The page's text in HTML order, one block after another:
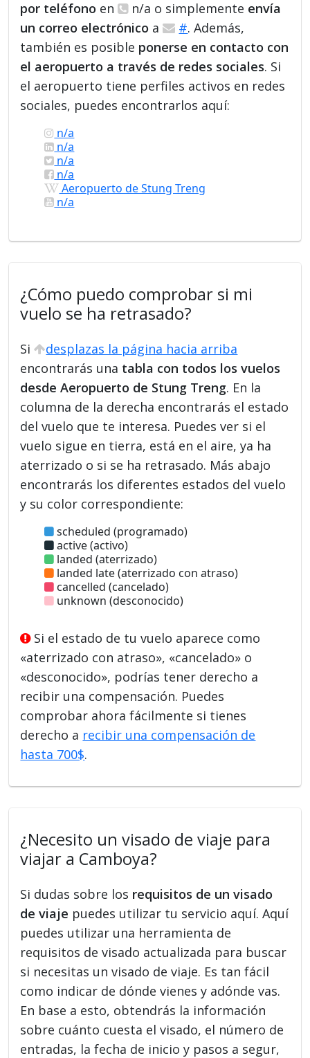
por teléfono en n/a o simplemente envía
un correo electrónico a #. Además,
también es posible ponerse en contacto con
el aeropuerto a través de redes sociales. Si
el aeropuerto tiene perfiles activos en redes
sociales, puedes encontrarlos aquí:
n/a
n/a
n/a
n/a
Aeropuerto de Stung Treng
n/a
¿Cómo puedo comprobar si mi
vuelo se ha retrasado?
Si
desplazas la página hacia arriba
encontrarás una tabla con todos los vuelos
desde Aeropuerto de Stung Treng. En la
columna de la derecha encontrarás el estado
del vuelo que te interesa. Puedes ver si el
vuelo sigue en tierra, está en el aire, ya ha
aterrizado o si se ha retrasado. Más abajo
encontrarás los diferentes estados del vuelo
y su color correspondiente:
scheduled (programado)
active (activo)
landed (aterrizado)
landed late (aterrizado con atraso)
cancelled (cancelado)
unknown (desconocido)
Si el estado de tu vuelo aparece como
«aterrizado con atraso», «cancelado» o
«desconocido», podrías tener derecho a
recibir una compensación. Puedes
comprobar ahora fácilmente si tienes
derecho a recibir una compensación de
hasta 700$.
¿Necesito un visado de viaje para
viajar a Camboya?
Si dudas sobre los requisitos de un visado
de viaje puedes utilizar tu servicio aquí. Aquí
puedes utilizar una herramienta de
requisitos de visado actualizada para buscar
si necesitas un visado de viaje. Es tan fácil
como indicar de dónde vienes y adónde vas.
En base a esto, obtendrás la información
sobre cuánto cuesta el visado, el número de
entradas, la fecha de inicio y pasos a segur,